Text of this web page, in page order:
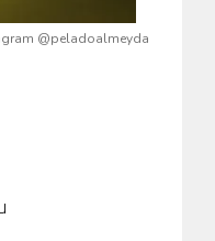
@peladoalmeyda